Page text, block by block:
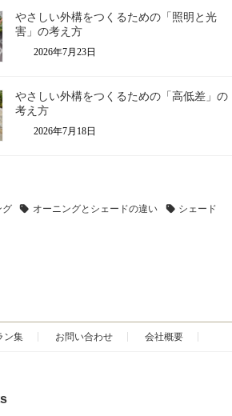
やさしい外構をつくるための「照明と光
害」の考え方
2026年7月23日
やさしい外構をつくるための「高低差」の
考え方
2026年7月18日
グ オーニングとシェードの違い
シェード
ン集 お問い合わせ 会社概要